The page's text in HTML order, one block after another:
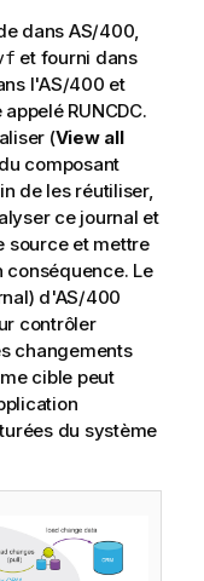
dans AS/400,
et fourni dans
l'AS/400 et
RUNCDC.
(View all
composant
de les réutiliser,
ce journal et
source et mettre
conséquence. Le
d'AS/400
contrôler
changements
cible peut
du système